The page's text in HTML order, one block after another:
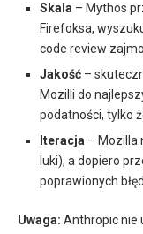
Skala – Mythos
Firefoksa,
code review
Jakość –
Mozilli do
podatności, tylko
Iteracja – Mozilla
luki), a dopiero
poprawionych
Uwaga: Anthropic nie